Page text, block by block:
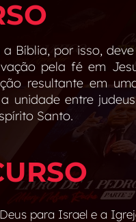
Bíblia, por isso,
pela fé em
resultante em
unidade entre
Santo.
para Israel e a